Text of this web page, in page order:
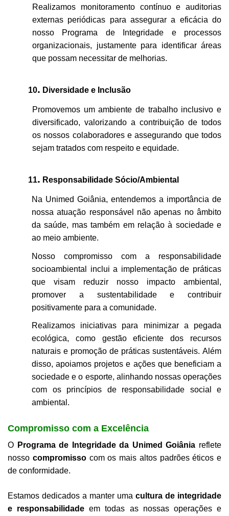
Realizamos monitoramento contínuo e auditorias
externas periódicas para assegurar a eficácia do
nosso Programa de Integridade e processos
organizacionais, justamente para identificar áreas
que possam necessitar de melhorias.
10. Diversidade e Inclusão
Promovemos um ambiente de trabalho inclusivo e
diversificado, valorizando a contribuição de todos
os nossos colaboradores e assegurando que todos
sejam tratados com respeito e equidade.
11. Responsabilidade Sócio/Ambiental
Na Unimed Goiânia, entendemos a importância de
nossa atuação responsável não apenas no âmbito
da saúde, mas também em relação à sociedade e
ao meio ambiente.
Nosso compromisso com a responsabilidade
socioambiental inclui a implementação de práticas
que visam reduzir nosso impacto ambiental,
promover a sustentabilidade e contribuir
positivamente para a comunidade.
Realizamos iniciativas para minimizar a pegada
ecológica, como gestão eficiente dos recursos
naturais e promoção de práticas sustentáveis. Além
disso, apoiamos projetos e ações que beneficiam a
sociedade e o esporte, alinhando nossas operações
com os princípios de responsabilidade social e
ambiental.
Compromisso com a Excelência
O Programa de Integridade da Unimed Goiânia reflete
nosso compromissocom os mais altos padrões éticos e
de conformidade.
Estamos dedicados a manter uma cultura de integridade
e responsabilidade em todas as nossas operações e